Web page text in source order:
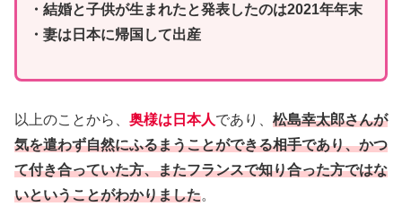
・結婚と子供が生まれたと発表したのは2021年年末
・妻は日本に帰国して出産
以上のことから、 奥様は日本人であり、 松島幸太郎さんが
気を遣わず自然にふるまうことができる相手であり、かつ
て付き合っていた方、またフランスで知り合った方ではな
いということがわかりました。